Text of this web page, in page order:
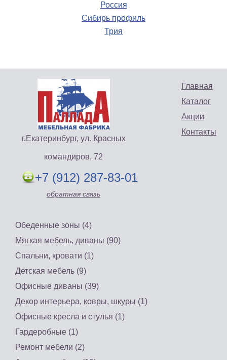
Цена: 12500 руб.
Купить
Цена: 16500 руб.
Купить
Купить
диваны
Россия
Сибирь профиль
Трия
Главная
Каталог
Акции
Контакты
г.Екатеринбург, ул. Красных
командиров, 72
+7 (912) 287-83-01
обратная связь
Обеденные зоны (4)
Мягкая мебель, диваны (90)
Спальни, кровати (1)
Детская мебель (9)
Офисные диваны (39)
Декор интерьера, ковры, шкуры (1)
Офисные кресла и стулья (1)
Гардеробные (1)
Ремонт мебели (2)